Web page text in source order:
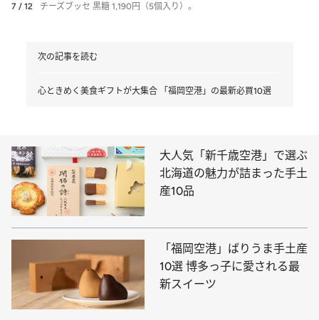
7 / 12 チーズブッセ 黒糖 1,190円（5個入り）。
次の記事を読む
心ときめく美食ギフトが大集合 「福岡空港」の最新必買10選
大人気「新千歳空港」で選ぶ
北海道の魅力が詰まった手土
産10品
「福岡空港」ばりうま手土産
10選 博多っ子に愛される最
新スイーツ